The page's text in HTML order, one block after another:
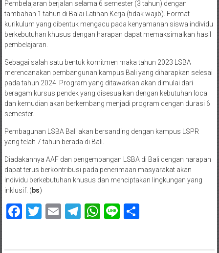
Pembelajaran berjalan selama 6 semester (3 tahun) dengan
tambahan 1 tahun di Balai Latihan Kerja (tidak wajib). Format
kurikulum yang dibentuk mengacu pada kenyamanan siswa individu
berkebutuhan khusus dengan harapan dapat memaksimalkan hasil
pembelajaran.
Sebagai salah satu bentuk komitmen maka tahun 2023 LSBA
merencanakan pembangunan kampus Bali yang diharapkan selesai
pada tahun 2024. Program yang ditawarkan akan dimulai dari
beragam kursus pendek yang disesuaikan dengan kebutuhan local
dan kemudian akan berkembang menjadi program dengan durasi 6
semester.
Pembagunan LSBA Bali akan bersanding dengan kampus LSPR
yang telah 7 tahun berada di Bali.
Diadakannya AAF dan pengembangan LSBA di Bali dengan harapan
dapat terus berkontribusi pada penerimaan masyarakat akan
individu berkebutuhan khusus dan menciptakan lingkungan yang
inklusif. ( bs)
Facebook
Twitter
EmailTelegram
WhatsApp
LineShare